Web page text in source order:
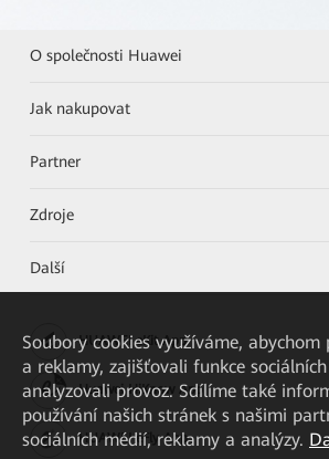
O společnosti Huawei
Jak nakupovat
Partner
Zdroje
Další
HUAWEI eKit App
Huawei HiKnow App
HUAWEI eFly App
Soubory cookies využíváme,
a reklamy, zajišťovali funkce
analyzovali provoz. Sdílíme také
používání našich stránek s našimi
sociálních médií, reklamy a analýzy.